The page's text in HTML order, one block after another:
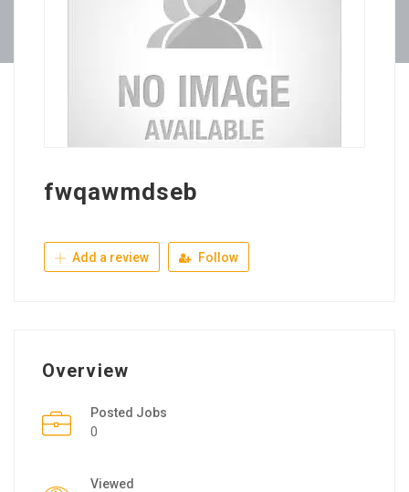
fwqawmdseb
Add a review Follow
Overview
Posted Jobs
0
Viewed